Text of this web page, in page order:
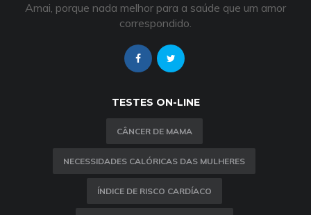
Amai, porque nada melhor para a saúde que um amor
correspondido.
TESTES ON-LINE
CÂNCER DE MAMA
NECESSIDADES CALÓRICAS DAS MULHERES
ÍNDICE DE RISCO CARDÍACO